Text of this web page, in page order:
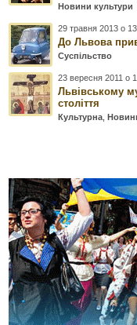
Новини культури
29 травня 2013 о
До Львова
Суспільство
23 вересня 2011 о
Львівському
століття
Культурна,